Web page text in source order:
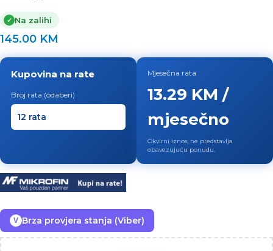
✓ Na zalihi
145.00 KM
Kupovina na rate
Broj rata (odaberi)
Mjesečna rata
13.29 KM /
mjesečno
Okvirni iznos, ne predstavlja
obavezujuću ponudu.
V Brza provjera stanja (Viber)